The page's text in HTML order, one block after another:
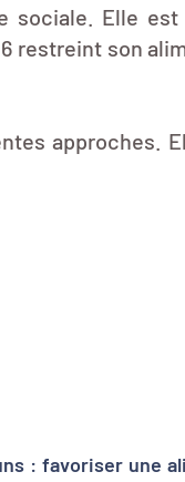
sociale. Elle
restreint son
approches.
: favoriser une